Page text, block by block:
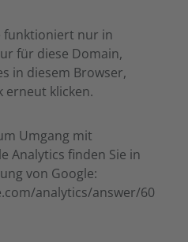
funktioniert nur in
für diese Domain,
in diesem Browser,
erneut klicken.
Umgang mit
Analytics finden Sie in
von Google:
analytics/answer/60